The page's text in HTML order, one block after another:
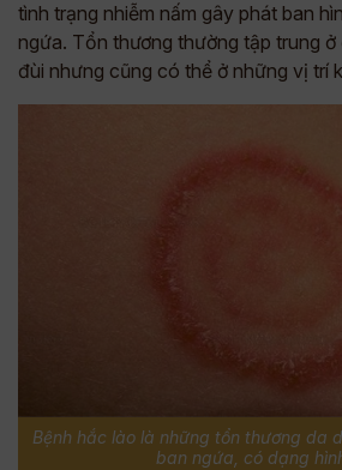
tình trạng nhiễm nấm gây phát ban
ngứa. Tổn thương thường tập trung
đùi nhưng cũng có thể ở những vị trí
Bệnh hắc lào là những tổn thương da
ban ngứa, có dạng